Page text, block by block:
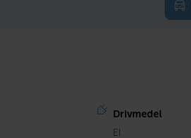
Drivmedel
El